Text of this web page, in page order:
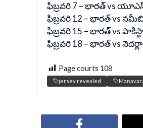
ఫిబ్రవరి 7 – భారత్ vs
ఫిబ్రవరి 12 – భారత్ vs
ఫిబ్రవరి 15 – భారత్ vs
ఫిబ్రవరి 18 – భారత్ vs
Page courts 108
jersey revealed